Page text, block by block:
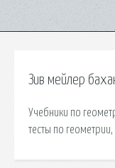
Зив мейлер
Учебники по
тесты по